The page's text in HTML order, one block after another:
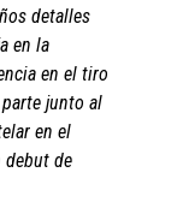
detalles
en la
en el tiro
junto al
en el
debut de